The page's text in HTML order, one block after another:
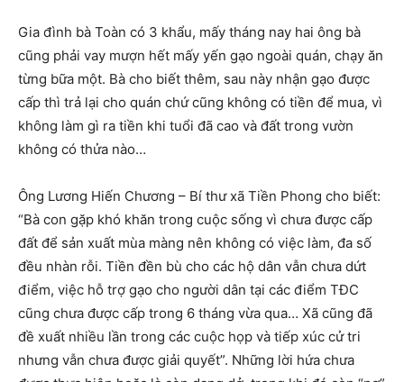
Gia đình bà Toàn có 3 khẩu, mấy tháng nay hai ông bà
cũng phải vay mượn hết mấy yến gạo ngoài quán, chạy ăn
từng bữa một. Bà cho biết thêm, sau này nhận gạo được
cấp thì trả lại cho quán chứ cũng không có tiền để mua, vì
không làm gì ra tiền khi tuổi đã cao và đất trong vườn
không có thửa nào…
Ông Lương Hiến Chương – Bí thư xã Tiền Phong cho biết:
“Bà con gặp khó khăn trong cuộc sống vì chưa được cấp
đất để sản xuất mùa màng nên không có việc làm, đa số
đều nhàn rỗi. Tiền đền bù cho các hộ dân vẫn chưa dứt
điểm, việc hỗ trợ gạo cho người dân tại các điểm TĐC
cũng chưa được cấp trong 6 tháng vừa qua… Xã cũng đã
đề xuất nhiều lần trong các cuộc họp và tiếp xúc cử tri
nhưng vẫn chưa được giải quyết”. Những lời hứa chưa